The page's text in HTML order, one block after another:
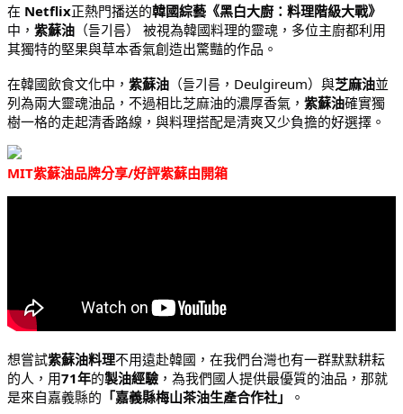
在 Netflix正熱門播送的韓國綜藝《黑白大廚：料理階級大戰》
中， 紫蘇油 （들기름） 被視為韓國料理的靈魂，多位主廚都利用
其獨特的堅果與草本香氣創造出驚豔的作品。
在韓國飲食文化中， 紫蘇油 （들기름，Deulgireum）與芝麻油並
列為兩大靈魂油品，不過相比芝麻油的濃厚香氣， 紫蘇油確實獨
樹一格的走起清香路線，與料理搭配是清爽又少負擔的好選擇。
MIT紫蘇油品牌分享/好評紫蘇由開箱
想嘗試紫蘇油料理不用遠赴韓國，在我們台灣也有一群默默耕耘
的人，用71年的製油經驗 ，為我們國人提供最優質的油品，那就
是來自嘉義縣的 「嘉義縣梅山茶油生產合作社 」 。